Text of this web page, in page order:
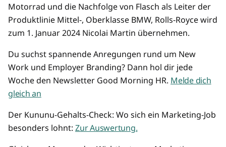
Motorrad und die Nachfolge von Flasch als Leiter der
Produktlinie Mittel-, Oberklasse BMW, Rolls-Royce wird
zum 1. Januar 2024 Nicolai Martin übernehmen.
Du suchst spannende Anregungen rund um New
Work und Employer Branding? Dann hol dir jede
Woche den Newsletter Good Morning HR. Melde dich
gleich an
Der Kununu-Gehalts-Check: Wo sich ein Marketing-Job
besonders lohnt: Zur Auswertung.